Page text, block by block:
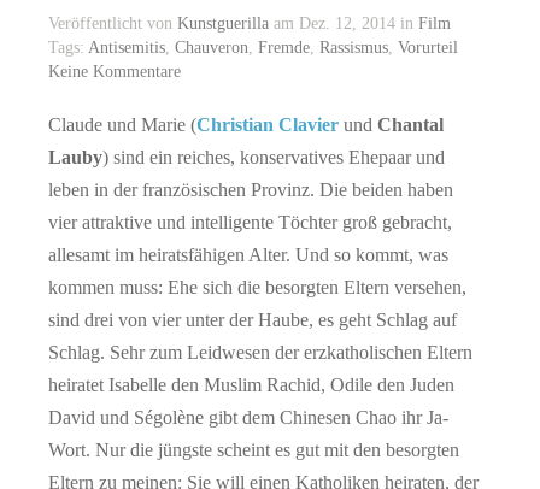
Veröffentlicht von Kunstguerillaam Dez. 12, 2014 in Film
Tags: Antisemitis, Chauveron, Fremde, Rassismus, Vorurteil
Keine Kommentare
Claude und Marie (Christian Clavierund Chantal
Lauby) sind ein reiches, konservatives Ehepaar und
leben in der französischen Provinz. Die beiden haben
vier attraktive und intelligente Töchter groß gebracht,
allesamt im heiratsfähigen Alter. Und so kommt, was
kommen muss: Ehe sich die besorgten Eltern versehen,
sind drei von vier unter der Haube, es geht Schlag auf
Schlag. Sehr zum Leidwesen der erzkatholischen Eltern
heiratet Isabelle den Muslim Rachid, Odile den Juden
David und Ségolène gibt dem Chinesen Chao ihr Ja-
Wort. Nur die jüngste scheint es gut mit den besorgten
Eltern zu meinen: Sie will einen Katholiken heiraten, der